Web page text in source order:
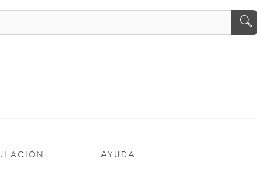
AYUDA